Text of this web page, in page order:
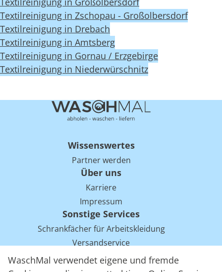
WaschMal verwendet eigene und fremde
Textilreinigung in Zschopau - Großolbersdorf
Textilreinigung in Drebach
Textilreinigung in Amtsberg
Textilreinigung in Gornau / Erzgebirge
Textilreinigung in Niederwürschnitz
Wissenswertes
Partner werden
Über uns
Karriere
Impressum
Sonstige Services
Schrankfächer für Arbeitskleidung
Versandservice
Einsparpotentiale für Mietwäsche bei Arbeitskleidung